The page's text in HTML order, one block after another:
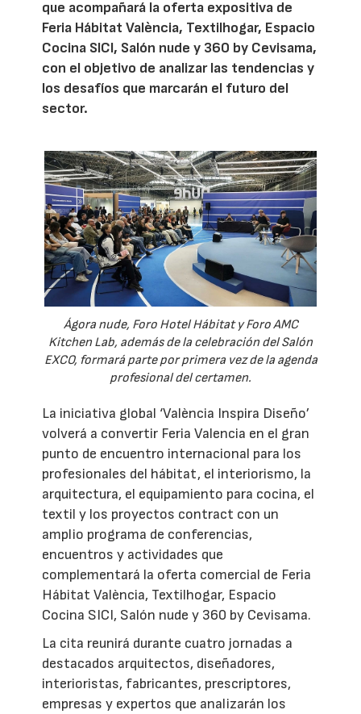
que acompañará la oferta expositiva de
Feria Hábitat València, Textilhogar, Espacio
Cocina SICI, Salón nude y 360 by Cevisama,
con el objetivo de analizar las tendencias y
los desafíos que marcarán el futuro del
sector.
Ágora nude, Foro Hotel Hábitat y Foro AMC
Kitchen Lab, además de la celebración del Salón
EXCO, formará parte por primera vez de la agenda
profesional del certamen.
La iniciativa global ‘València Inspira Diseño’
volverá a convertir Feria Valencia en el gran
punto de encuentro internacional para los
profesionales del hábitat, el interiorismo, la
arquitectura, el equipamiento para cocina, el
textil y los proyectos contract con un
amplio programa de conferencias,
encuentros y actividades que
complementará la oferta comercial de Feria
Hábitat València, Textilhogar, Espacio
Cocina SICI, Salón nude y 360 by Cevisama.
La cita reunirá durante cuatro jornadas a
destacados arquitectos, diseñadores,
interioristas, fabricantes, prescriptores,
empresas y expertos que analizarán los